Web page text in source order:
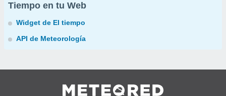
Tiempo en tu Web
Widget de El tiempo
API de Meteorología